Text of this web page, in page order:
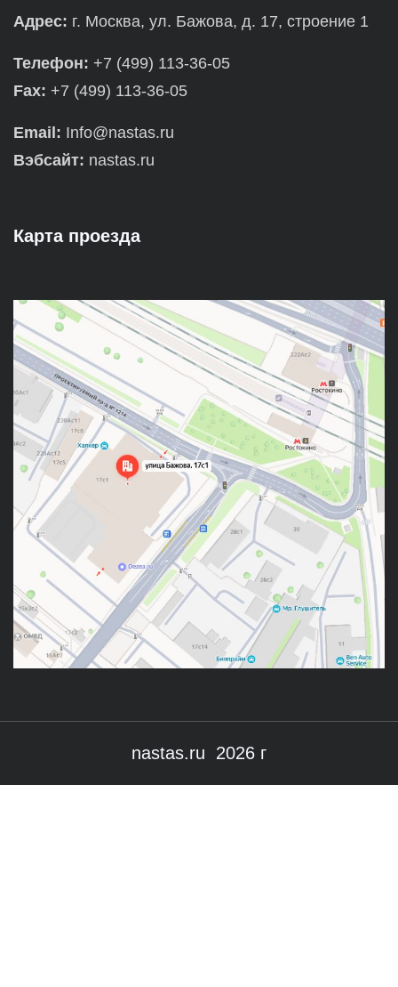
Адрес: г. Москва, ул. Бажова, д. 17, строение 1
Телефон: +7 (499) 113-36-05
Fax: +7 (499) 113-36-05
Email: Info@nastas.ru
Вэбсайт: nastas.ru
Карта проезда
nastas.ru 2026 г